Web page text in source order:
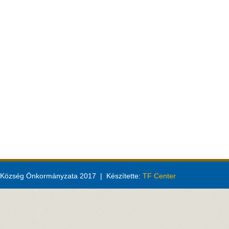
Község Önkormányzata 2017 | Készítette: TF Center